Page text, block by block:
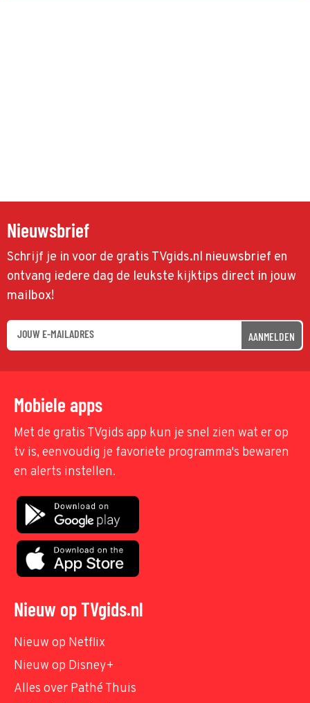
Nieuwsbrief
Schrijf je in voor de gratis TVgids.nl nieuwsbrief en
ontvang iedere dag de leukste kijktips direct in jouw
mailbox!
AANMELDEN
Mobiele apps
Met de gratis TVgids app kun je snel zien wat er op
tv is, eenvoudig je favoriete programma's bewaren
en alerts instellen.
Nieuw op TVgids.nl
Nieuw op Netflix
Nieuw op Disney+
Alles over Pathé Thuis